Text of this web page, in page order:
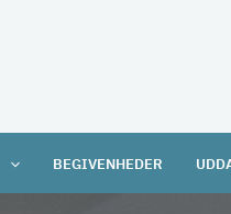
BEGIVENHEDER